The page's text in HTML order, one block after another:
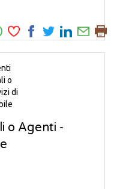
o Agenti -